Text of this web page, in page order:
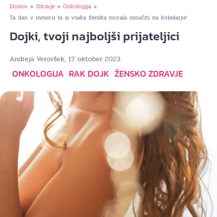
Domov » Zdravje » Onkologija »
Ta dan v mesecu bi si vsaka ženska morala označiti na koledarju!
Dojki, tvoji najboljši prijateljici
Andreja Verovšek, 17. oktober 2023
ONKOLOGIJA RAK DOJK ŽENSKO ZDRAVJE